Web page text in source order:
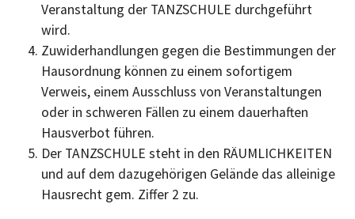
Veranstaltung der TANZSCHULE durchgeführt
wird.
Zuwiderhandlungen gegen die Bestimmungen der
Hausordnung können zu einem sofortigem
Verweis, einem Ausschluss von Veranstaltungen
oder in schweren Fällen zu einem dauerhaften
Hausverbot führen.
Der TANZSCHULE steht in den RÄUMLICHKEITEN
und auf dem dazugehörigen Gelände das alleinige
Hausrecht gem. Ziffer 2 zu.